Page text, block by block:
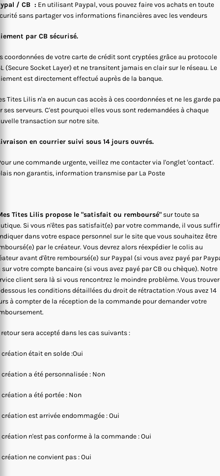
/ CB : En utilisant Paypal, vous pouvez faire vos achats en toute
sans partager vos informations financières avec les vendeurs
par CB sécurisé.
coordonnées de votre carte de crédit sont cryptées grâce au protocole
(Secure Socket Layer) et ne transitent jamais en clair sur le réseau. Le
est directement effectué auprès de la banque.
Tites Lilis n'a en aucun cas accès à ces coordonnées et ne les garde
ses serveurs. C'est pourquoi elles vous sont redemandées à chaque
transaction sur notre site.
en courrier suivi sous 14 jours ouvrés.
une commande urgente, veillez me contacter via l'onglet 'contact'.
non garantis, information transmise par La Poste
Tites Lilis propose le "satisfait ou remboursé" sur toute sa
Si vous n'êtes pas satisfait(e) par votre commande, il vous
dans votre espace personnel sur le site que vous souhaitez être
par le créateur. Vous devrez alors réexpédier le colis au
avant d'être remboursé(e) sur Paypal (si vous avez payé par
sur votre compte bancaire (si vous avez payé par CB ou chèque). Notre
client sera là si vous rencontrez le moindre problème. Vous
les conditions détaillées du droit de rétractation :Vous avez 14
à compter de la réception de la commande pour demander votre
retour sera accepté dans les cas suivants :
création était en solde :Oui
création a été personnalisée : Non
création a été portée : Non
création est arrivée endommagée : Oui
création n'est pas conforme à la commande : Oui
création ne convient pas : Oui